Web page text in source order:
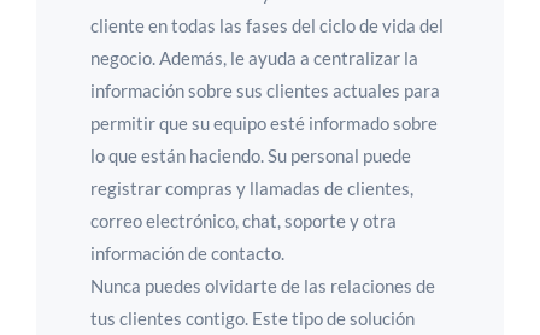
cliente en todas las fases del ciclo de vida del
negocio. Además, le ayuda a centralizar la
información sobre sus clientes actuales para
permitir que su equipo esté informado sobre
lo que están haciendo. Su personal puede
registrar compras y llamadas de clientes,
correo electrónico, chat, soporte y otra
información de contacto.
Nunca puedes olvidarte de las relaciones de
tus clientes contigo. Este tipo de solución